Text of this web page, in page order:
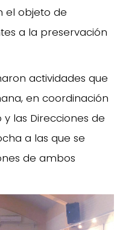
el objeto de
a la preservación
actividades que
en coordinación
las Direcciones de
a las que se
de ambos